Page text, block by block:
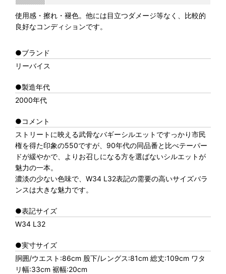
使用感・擦れ・褪色。他には目立つダメージ等なく、比較的
良好なコンディションです。
●ブランド
リーバイス
●製造年代
2000年代
●コメント
ストリートに映える武骨なバギーシルエットですっかり市民
権を得た印象の550ですが、90年代の同品番と比べテーパー
ドが緩やかで、よりお召しになる方を選ばないシルエットが
魅力の一本。
濃淡の少ない色味で、W34 L32表記の需要の高いサイズバラ
ンスは大きな魅力です。
●表記サイズ
W34 L32
●実寸サイズ
胴囲/ウエスト:86cm 股下/レングス:81cm 総丈:109cm ワタ
リ幅:33cm 裾幅:20cm